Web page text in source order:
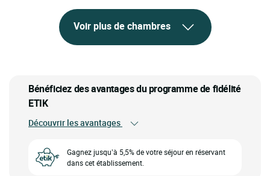
Voir plus de chambres
Bénéficiez des avantages du programme de fidélité
ETIK
Découvrir les avantages
Gagnez jusqu’à 5,5% de votre séjour en réservant
dans cet établissement.